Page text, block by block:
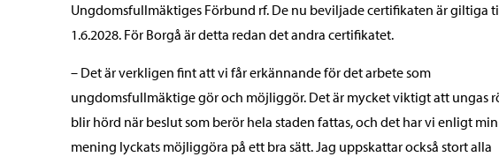
Ungdomsfullmäktiges Förbund rf. De nu beviljade certifikaten är giltiga
1.6.2028. För Borgå är detta redan det andra certifikatet.
– Det är verkligen fint att vi får erkännande för det arbete som
ungdomsfullmäktige gör och möjliggör. Det är mycket viktigt att ungas
blir hörd när beslut som berör hela staden fattas, och det har vi enligt min
mening lyckats möjliggöra på ett bra sätt. Jag uppskattar också stort alla